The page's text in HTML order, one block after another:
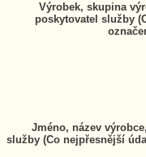
Výrobek, skupina
poskytovatel služby
Jméno, název
služby (Co nejpřesnější